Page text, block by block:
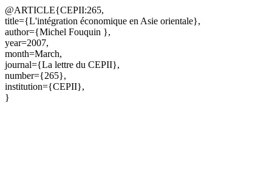
@ARTICLE{CEPII:265,
title={L'intégration économique en Asie orientale},
author={Michel Fouquin },
year=2007,
month=March,
journal={La lettre du CEPII},
number={265},
institution={CEPII},
}